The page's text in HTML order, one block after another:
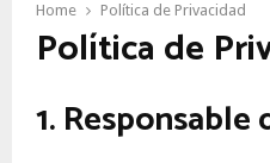
Home Política de Privacidad
Política de
1.